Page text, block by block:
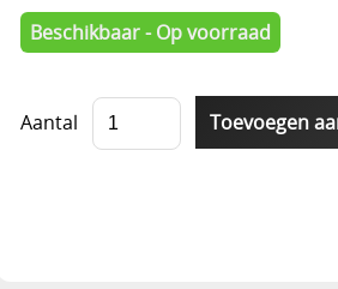
Beschikbaar - Op voorraad
Aantal